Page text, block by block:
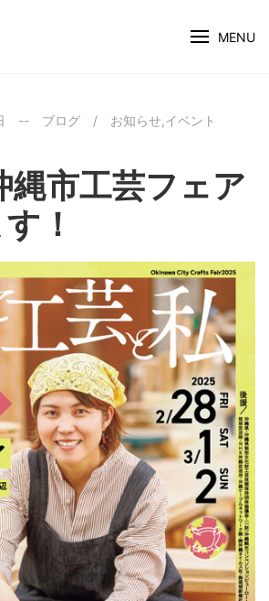
MENU
-- ブログ / お知らせ,イベント
縄市工芸フェア
！